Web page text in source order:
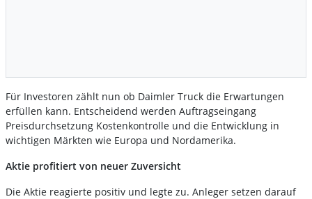
Für Investoren zählt nun ob Daimler Truck die Erwartungen
erfüllen kann. Entscheidend werden Auftragseingang
Preisdurchsetzung Kostenkontrolle und die Entwicklung in
wichtigen Märkten wie Europa und Nordamerika.
Aktie profitiert von neuer Zuversicht
Die Aktie reagierte positiv und legte zu. Anleger setzen darauf